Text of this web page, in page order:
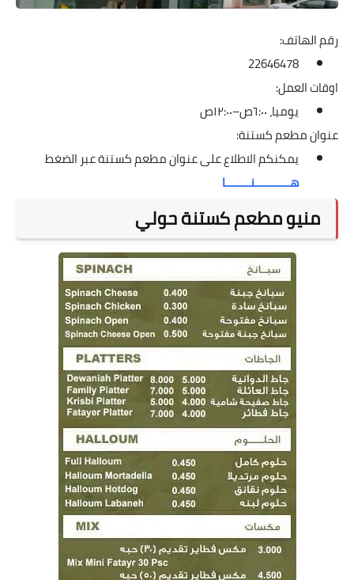
رقم الهاتف:
22646478
اوقات العمل:
يوميا، ٦:٠٠ص–١٢:٠٠ص
عنوان مطعم كستنة:
يمكنكم الاطلاع على عنوان مطعم كستنة عبر الضغط
هـــــــــــنــــــــا
منيو مطعم كستنة حولي